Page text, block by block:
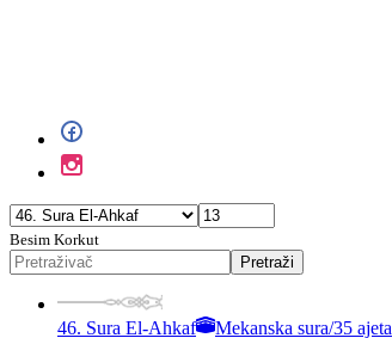
Besim Korkut
Pretraži
46. Sura El-Ahkaf Mekanska sura/35 ajeta